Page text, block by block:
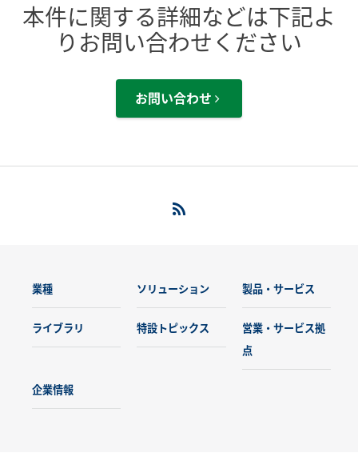
本件に関する詳細などは下記よ
りお問い合わせください
お問い合わせ
業種 ソリューション 製品・サービス
ライブラリ 特設トピックス
営業・サービス拠
点
企業情報